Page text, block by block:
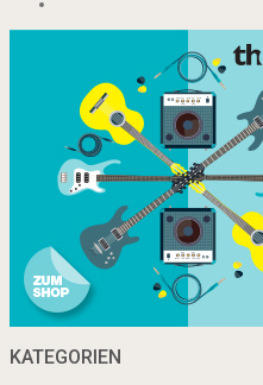
KATEGORIEN